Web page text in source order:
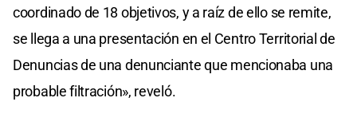
coordinado de 18 objetivos, y a raíz de ello se remite,
se llega a una presentación en el Centro Territorial de
Denuncias de una denunciante que mencionaba una
probable filtración», reveló.